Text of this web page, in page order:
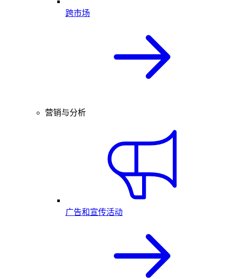
跨市场
营销与分析
广告和宣传活动